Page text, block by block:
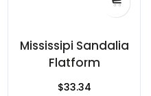
Mississipi Sandalia
Flatform
$33.34